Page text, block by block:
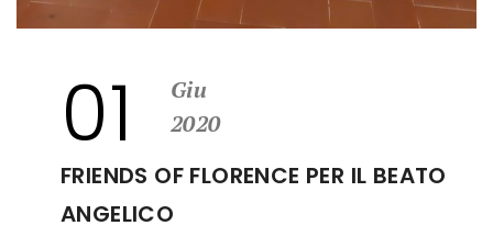
01
Giu
2020
FRIENDS OF FLORENCE PER IL BEATO
ANGELICO